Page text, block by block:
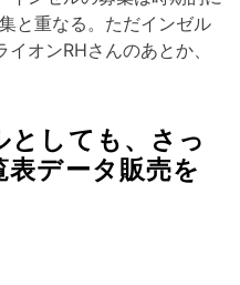
と重なる。ただインゼル
オンRHさんのあとか、
としても、さっ
データ販売を